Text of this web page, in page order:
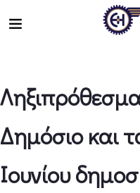
Δημόσιο και
Ιουνίου